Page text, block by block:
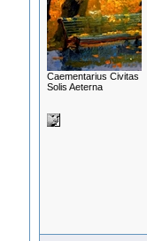
Сaementarius Civitas
Solis Aeterna